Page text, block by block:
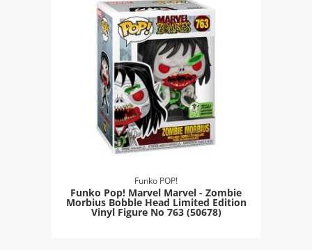
Funko POP!
Funko Pop! Marvel Marvel - Zombie
Morbius Bobble Head Limited Edition
Vinyl Figure Νο 763 (50678)